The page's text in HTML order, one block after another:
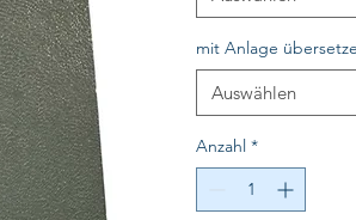
mit Anlage
Auswählen
Anzahl *